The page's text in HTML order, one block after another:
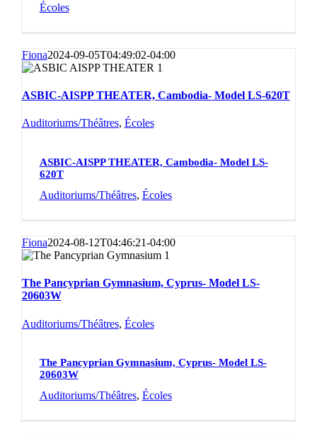
Écoles
Fiona2024-09-05T04:49:02-04:00
ASBIC-AISPP THEATER, Cambodia- Model LS-620T
Auditoriums/Théâtres, Écoles
ASBIC-AISPP THEATER, Cambodia- Model LS-
620T
Auditoriums/Théâtres, Écoles
Fiona2024-08-12T04:46:21-04:00
The Pancyprian Gymnasium, Cyprus- Model LS-
20603W
Auditoriums/Théâtres, Écoles
The Pancyprian Gymnasium, Cyprus- Model LS-
20603W
Auditoriums/Théâtres, Écoles